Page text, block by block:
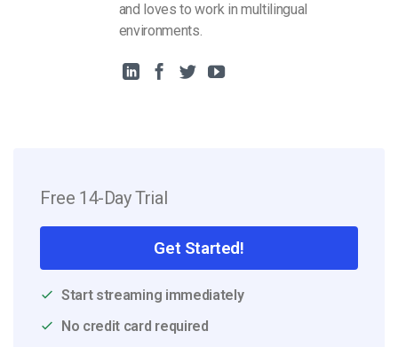
and loves to work in multilingual
environments.
Free 14-Day Trial
Get Started!
Start streaming immediately
No credit card required